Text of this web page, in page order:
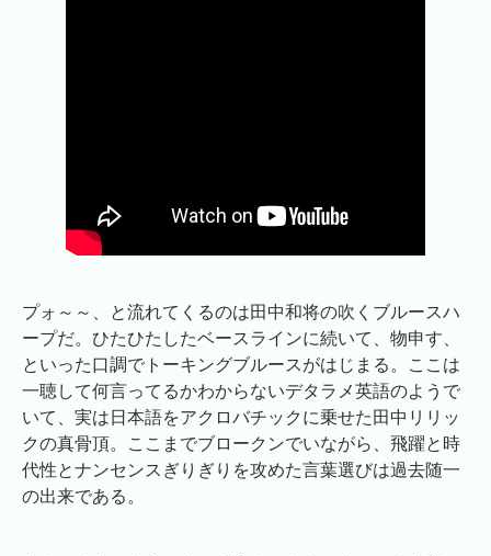
プォ～～、と流れてくるのは田中和将の吹くブルースハ
ープだ。ひたひたしたベースラインに続いて、物申す、
といった口調でトーキングブルースがはじまる。ここは
一聴して何言ってるかわからないデタラメ英語のようで
いて、実は日本語をアクロバチックに乗せた田中リリッ
クの真骨頂。ここまでブロークンでいながら、飛躍と時
代性とナンセンスぎりぎりを攻めた言葉選びは過去随一
の出来である。